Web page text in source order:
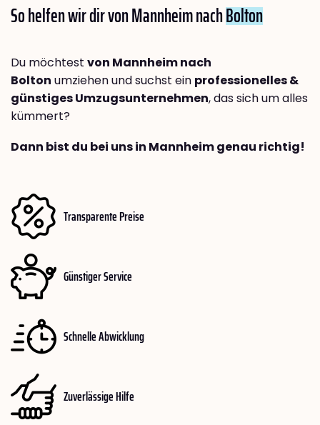
So helfen wir dir von Mannheim nachBolton
Du möchtest von Mannheim nach
Bolton umziehen und suchst ein professionelles &
günstiges Umzugsunternehmen, das sich um alles
kümmert?
Dann bist du bei uns in Mannheim genau richtig!
Transparente Preise
Günstiger Service
Schnelle Abwicklung
Zuverlässige Hilfe